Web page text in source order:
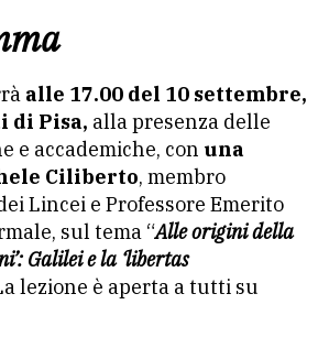
alle 17.00 del 10 settembre,
di Pisa, alla presenza delle
e accademiche, con una
Ciliberto, membro
Lincei e Professore Emerito
sul tema “Alle origini della
Galilei e la ‘libertas
lezione è aperta a tutti su